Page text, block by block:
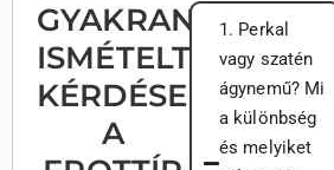
GYAKRAN
ISMÉTELT
KÉRDÉSEK
A
1. Perkal
vagy szatén
ágynemű? Mi
a különbség
és melyiket